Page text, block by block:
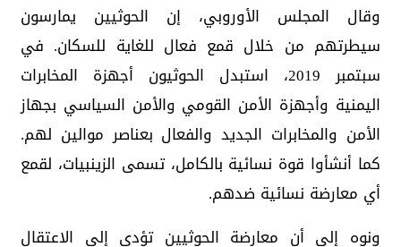
وقال المجلس الأوروبي، إن الحوثيين يمارسون
سيطرتهم من خلال قمع فعال للغاية للسكان. في
سبتمبر 2019، استبدل الحوثيون أجهزة المخابرات
اليمنية وأجهزة الأمن القومي والأمن السياسي بجهاز
الأمن والمخابرات الجديد والفعال بعناصر موالين لهم.
كما أنشأوا قوة نسائية بالكامل، تسمى الزينبيات، لقمع
أي معارضة نسائية ضدهم.
ونوه إلى أن معارضة الحوثيين تؤدي إلى الاعتقال